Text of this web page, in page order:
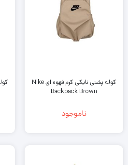
کوله پشتی نایکی کرم قهوه ای Nike
Backpack Brown
ناموجود